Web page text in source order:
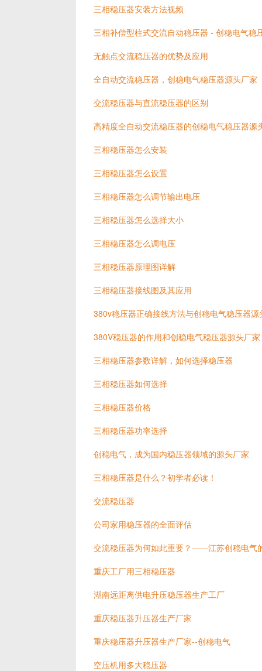
三相稳压器安装方法视频
三相补偿型柱式交流自动稳压器 - 创稳电气稳
无触点交流稳压器的优势及应用
全自动交流稳压器，创稳电气稳压器源头厂家
交流稳压器与直流稳压器的区别
高精度全自动交流稳压器的创稳电气稳压器源
三相稳压器怎么安装
三相稳压器怎么设置
三相稳压器怎么调节输出电压
三相稳压器怎么选择大小
三相稳压器怎么调电压
三相稳压器原理图详解
三相稳压器接线图及其应用
380v稳压器正确接线方法与创稳电气稳压器源
380V稳压器的作用和创稳电气稳压器源头厂家
三相稳压器参数详解，如何选择稳压器
三相稳压器如何选择
三相稳压器价格
三相稳压器功率选择
创稳电气，成为国内稳压器领域的源头厂家
三相稳压器是什么？初学者必读！
交流稳压器
公司家用稳压器的全面评估
交流稳压器为何如此重要？——江苏创稳电气
重庆工厂用三相稳压器
湖南远距离供电升压稳压器生产工厂
重庆稳压器升压器生产厂家
重庆稳压器升压器生产厂家--创稳电气
空压机用多大稳压器